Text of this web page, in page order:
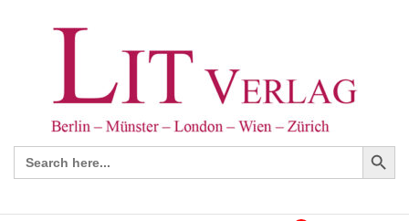
Search
for:
Search Button